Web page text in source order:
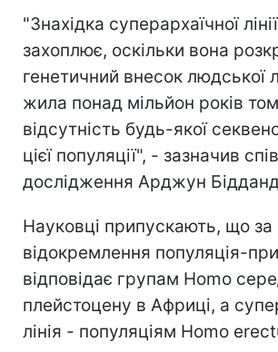
"Знахідка суперархаїчної
захоплює, оскільки вона
генетичний внесок людської
жила понад мільйон років
відсутність будь-якої
цієї популяції", - зазначив
дослідження Арджун
Науковці припускають, що
відокремлення популяція-
відповідає групам Homo
плейстоцену в Африці, а
лінія - популяціям Homo